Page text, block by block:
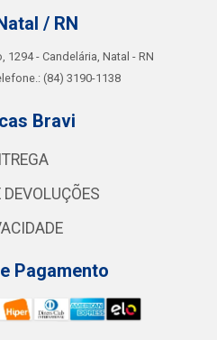
/ RN
1294 - Candelária, Natal - RN
(84) 3190-1138
Bravi
Pagamento